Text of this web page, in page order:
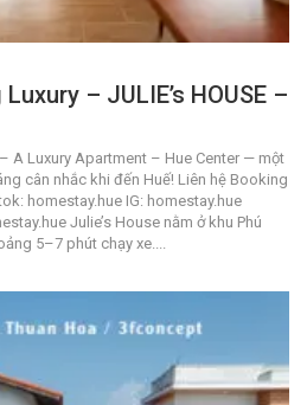
– JULIE’s HOUSE –
A Luxury Apartment – Hue Center — một
cân nhắc khi đến Huế! Liên hệ Booking
homestay.hue IG: homestay.hue
Julie’s House nằm ở khu Phú
5–7 phút chạy xe....